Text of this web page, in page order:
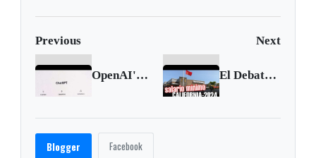
Previous Next
OpenAI's Altman pitches ChatGPT version to big businesses El Debate del Salario Mínimo para restaurantes en California – 2024
Blogger Facebook